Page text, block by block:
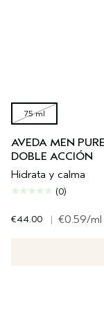
75 ml
AVEDA MEN
DOBLE ACCIÓN
Hidrata y calma
(0)
€44.00 | €0.59/ml